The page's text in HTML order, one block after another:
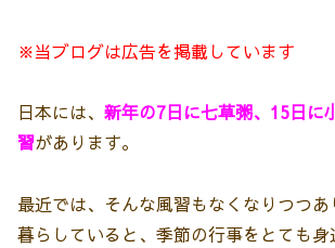
※当ブログは広告を掲載しています
日本には、 新年の7日に七草粥、15日に
習があります。
最近では、そんな風習もなくなりつつ
暮らしていると、季節の行事をとても